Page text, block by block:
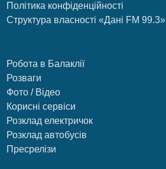
Політика конфіденційності
Структура власності «Дані FM 99.3»
Робота в Балаклії
Розваги
Фото / Відео
Корисні сервіси
Розклад електричок
Розклад автобусів
Пресрелізи